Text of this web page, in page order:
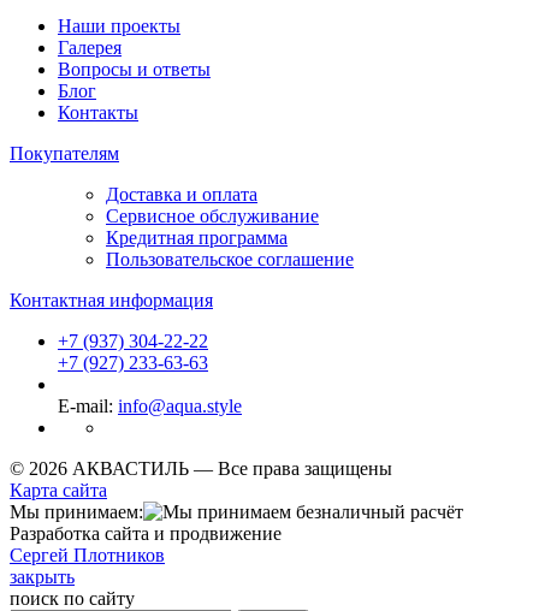
Наши проекты
Галерея
Вопросы и ответы
Блог
Контакты
Покупателям
Доставка и оплата
Сервисное обслуживание
Кредитная программа
Пользовательское соглашение
Контактная информация
+7 (937) 304-22-22
+7 (927) 233-63-63
E-mail: info@aqua.style
© 2026 АКВАСТИЛЬ — Все права защищены
Карта сайта
Мы принимаем:
Разработка сайта и продвижение
Сергей Плотников
закрыть
поиск по сайту